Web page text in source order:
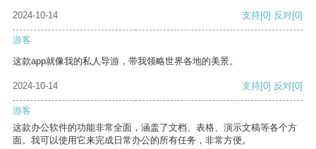
2024-10-14
支持[0] 反对[0]
游客
这款app就像我的私人导游，带我领略世界各地的美景。
2024-10-14 支持[0] 反对[0]
游客
这款办公软件的功能非常全面，涵盖了文档、表格、演示文稿等各个方
面。我可以使用它来完成日常办公的所有任务，非常方便。